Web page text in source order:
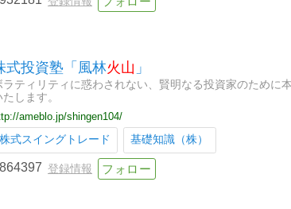
式投資塾「風林火山 」
ラティリティに惑わされない、賢明なる投資家のために
たします。
ameblo.jp/shingen104/
株式スイングトレード
基礎知識（株）
登録情報